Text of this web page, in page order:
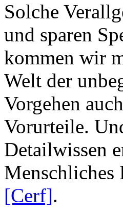
Solche
und sparen
kommen wir
Welt der
Vorgehen
Vorurteile.
Detailwissen
Menschliches
[Cerf].